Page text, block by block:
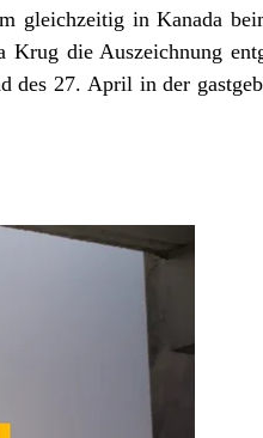
gleichzeitig in Kanada
die Auszeichnung
des 27. April in der